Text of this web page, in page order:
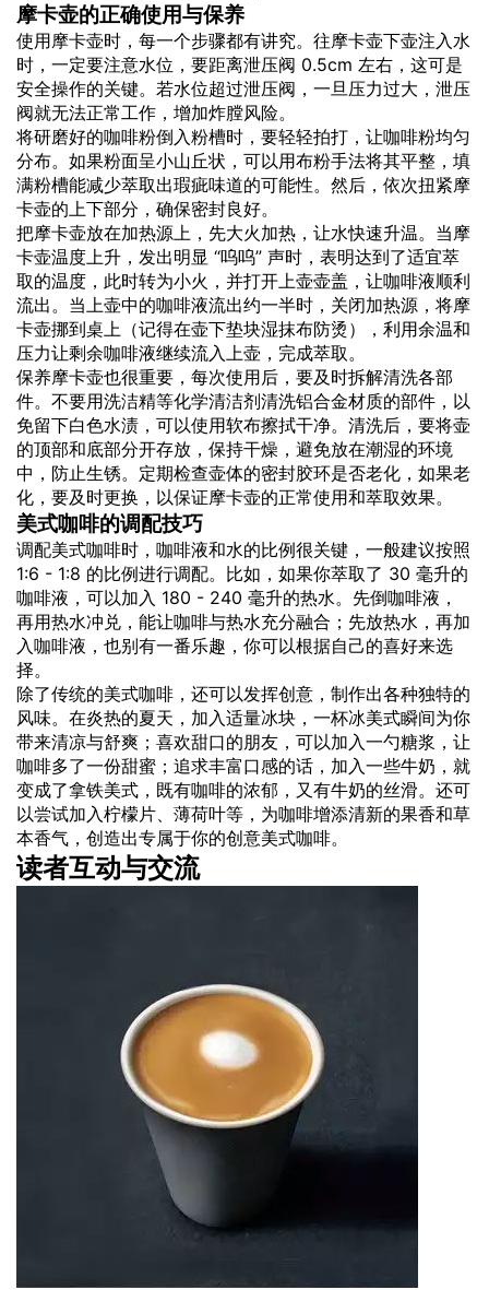
摩卡壶的正确使用与保养
使用摩卡壶时，每一个步骤都有讲究。往摩卡壶下壶注入水
时，一定要注意水位，要距离泄压阀 0.5cm 左右，这可是
安全操作的关键。若水位超过泄压阀，一旦压力过大，泄压
阀就无法正常工作，增加炸膛风险。
将研磨好的咖啡粉倒入粉槽时，要轻轻拍打，让咖啡粉均匀
分布。如果粉面呈小山丘状，可以用布粉手法将其平整，填
满粉槽能减少萃取出瑕疵味道的可能性。然后，依次扭紧摩
卡壶的上下部分，确保密封良好。
把摩卡壶放在加热源上，先大火加热，让水快速升温。当摩
卡壶温度上升，发出明显 “呜呜” 声时，表明达到了适宜萃
取的温度，此时转为小火，并打开上壶壶盖，让咖啡液顺利
流出。当上壶中的咖啡液流出约一半时，关闭加热源，将摩
卡壶挪到桌上（记得在壶下垫块湿抹布防烫），利用余温和
压力让剩余咖啡液继续流入上壶，完成萃取。
保养摩卡壶也很重要，每次使用后，要及时拆解清洗各部
件。不要用洗洁精等化学清洁剂清洗铝合金材质的部件，以
免留下白色水渍，可以使用软布擦拭干净。清洗后，要将壶
的顶部和底部分开存放，保持干燥，避免放在潮湿的环境
中，防止生锈。定期检查壶体的密封胶环是否老化，如果老
化，要及时更换，以保证摩卡壶的正常使用和萃取效果。
美式咖啡的调配技巧
调配美式咖啡时，咖啡液和水的比例很关键，一般建议按照
1:6 - 1:8 的比例进行调配。比如，如果你萃取了 30 毫升的
咖啡液，可以加入 180 - 240 毫升的热水。先倒咖啡液，
再用热水冲兑，能让咖啡与热水充分融合；先放热水，再加
入咖啡液，也别有一番乐趣，你可以根据自己的喜好来选
择。
除了传统的美式咖啡，还可以发挥创意，制作出各种独特的
风味。在炎热的夏天，加入适量冰块，一杯冰美式瞬间为你
带来清凉与舒爽；喜欢甜口的朋友，可以加入一勺糖浆，让
咖啡多了一份甜蜜；追求丰富口感的话，加入一些牛奶，就
变成了拿铁美式，既有咖啡的浓郁，又有牛奶的丝滑。还可
以尝试加入柠檬片、薄荷叶等，为咖啡增添清新的果香和草
本香气，创造出专属于你的创意美式咖啡。
读者互动与交流